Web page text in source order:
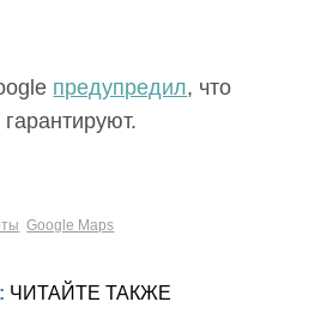
предупредил, что
Google Maps
ЧИТАЙТЕ ТАКЖЕ